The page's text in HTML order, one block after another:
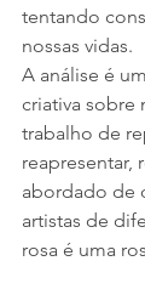
tentando
nossas vidas.
A análise é
criativa sobre
trabalho de
reapresentar,
abordado de
artistas de
rosa é uma